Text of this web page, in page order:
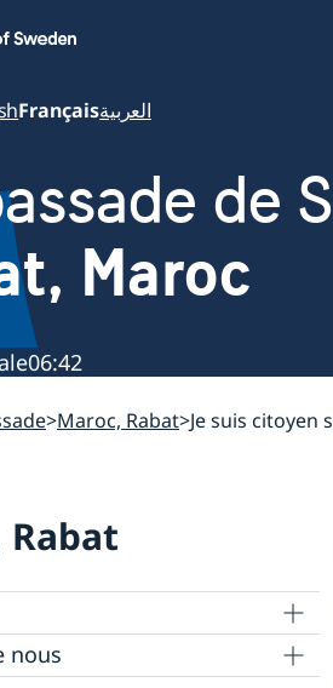
Françaisالعربية
de
Maroc
06:42
Maroc, Rabat Je suis citoyen
Rabat
vous pour les questions de
nous